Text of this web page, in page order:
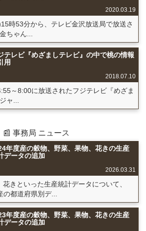
2020.03.19
時53分から、テレビ金沢放送局で放送さ
ちゃん...
テレビ『めざましテレビ』の中で桃の情報
用
2018.07.10
～8:00に放送されたフジテレビ『めざま
ャ...
📰 事務局 ニュース
年度産の穀物、野菜、果物、花きの生産
データの追加
2026.03.31
きといった生産統計データについて、
都道府県別デ...
年度産の穀物、野菜、果物、花きの生産
データの追加